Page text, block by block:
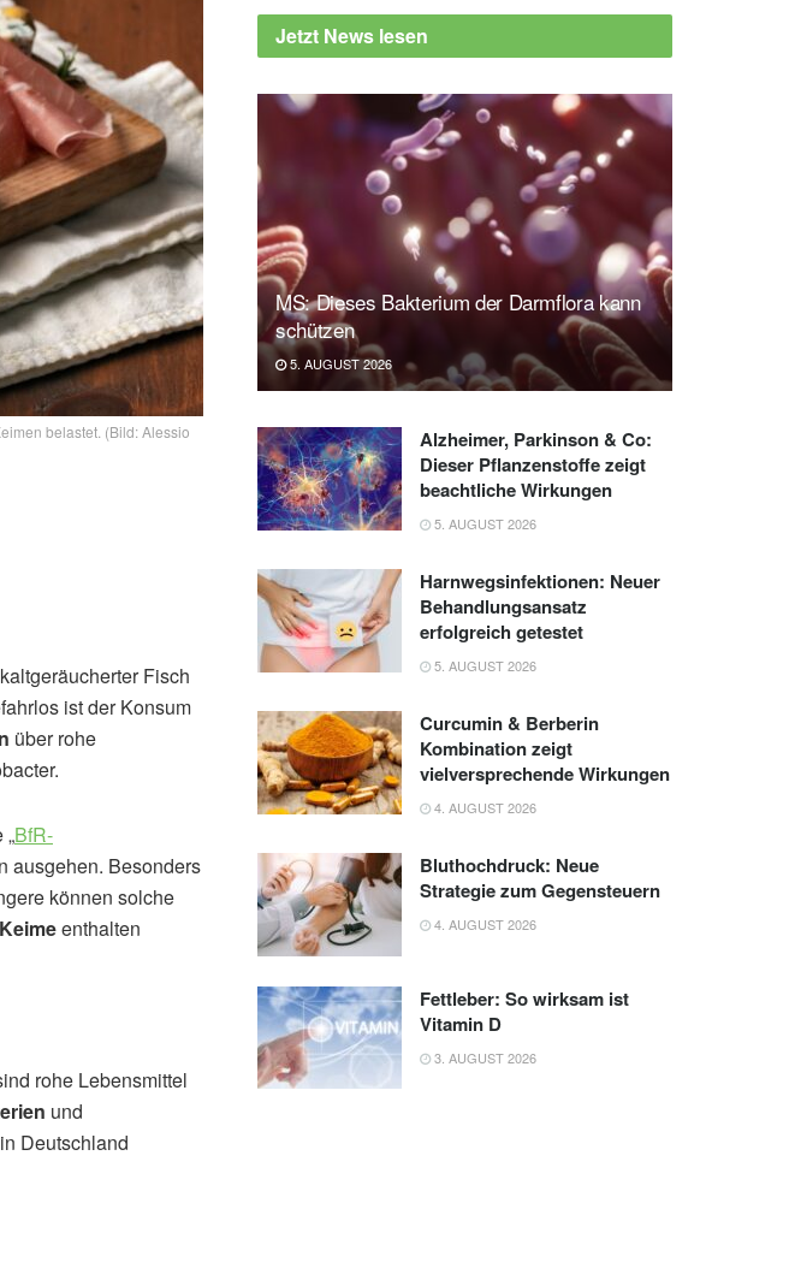
belastet. (Bild: Alessio
Fisch
ist der Konsum
über rohe
BfR-
ausgehen. Besonders
können solche
enthalten
rohe Lebensmittel
und
Deutschland
Jetzt News lesen
MS: Dieses Bakterium der Darmflora kann
schützen
5. AUGUST 2026
Alzheimer, Parkinson & Co:
Dieser Pflanzenstoffe zeigt
beachtliche Wirkungen
5. AUGUST 2026
Harnwegsinfektionen: Neuer
Behandlungsansatz
erfolgreich getestet
5. AUGUST 2026
Curcumin & Berberin
Kombination zeigt
vielversprechende Wirkungen
4. AUGUST 2026
Bluthochdruck: Neue
Strategie zum Gegensteuern
4. AUGUST 2026
Fettleber: So wirksam ist
Vitamin D
3. AUGUST 2026